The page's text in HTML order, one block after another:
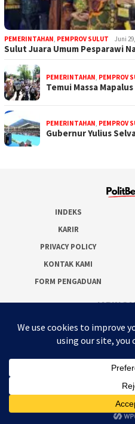
PEMERINTAHAN PEMPROV SULUT Juni
Sulut Juara Umum Pesparawi
PEMERINTAHAN PEMPROV
Temui Massa
PEMERINTAHAN PEMPROV
Gubernur Yulius
INDEKS
KARIR
PRIVACY POLICY
KONTAK KAMI
FORM PENGADUAN
Facebook
WordPress
Youtube
©